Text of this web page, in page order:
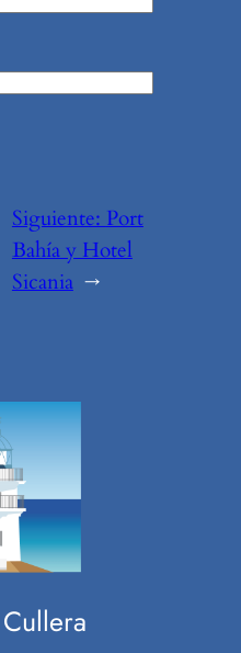
Siguiente: Port
Bahía y Hotel
Sicania →